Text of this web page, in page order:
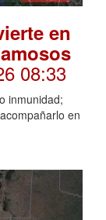
en
08:33
inmunidad;
en